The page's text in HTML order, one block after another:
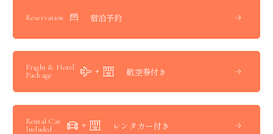
Reservation 宿泊予約
Fright & Hotel
Package
航空券付き
Rental Car
Included
レンタカー付き